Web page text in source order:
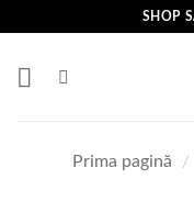
content
SHOP
Prima pagină /